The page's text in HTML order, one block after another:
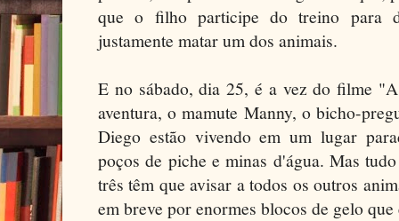
que o filho participe do treino para
justamente matar um dos animais.
E no sábado, dia 25, é a vez do filme
aventura, o mamute Manny, o bicho-
Diego estão vivendo em um lugar
poços de piche e minas d'água. Mas
três têm que avisar a todos os outros
em breve por enormes blocos de gelo